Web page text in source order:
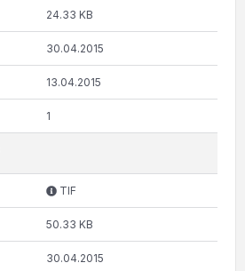
24.33 KB
30.04.2015
13.04.2015
1
TIF
50.33 KB
30.04.2015